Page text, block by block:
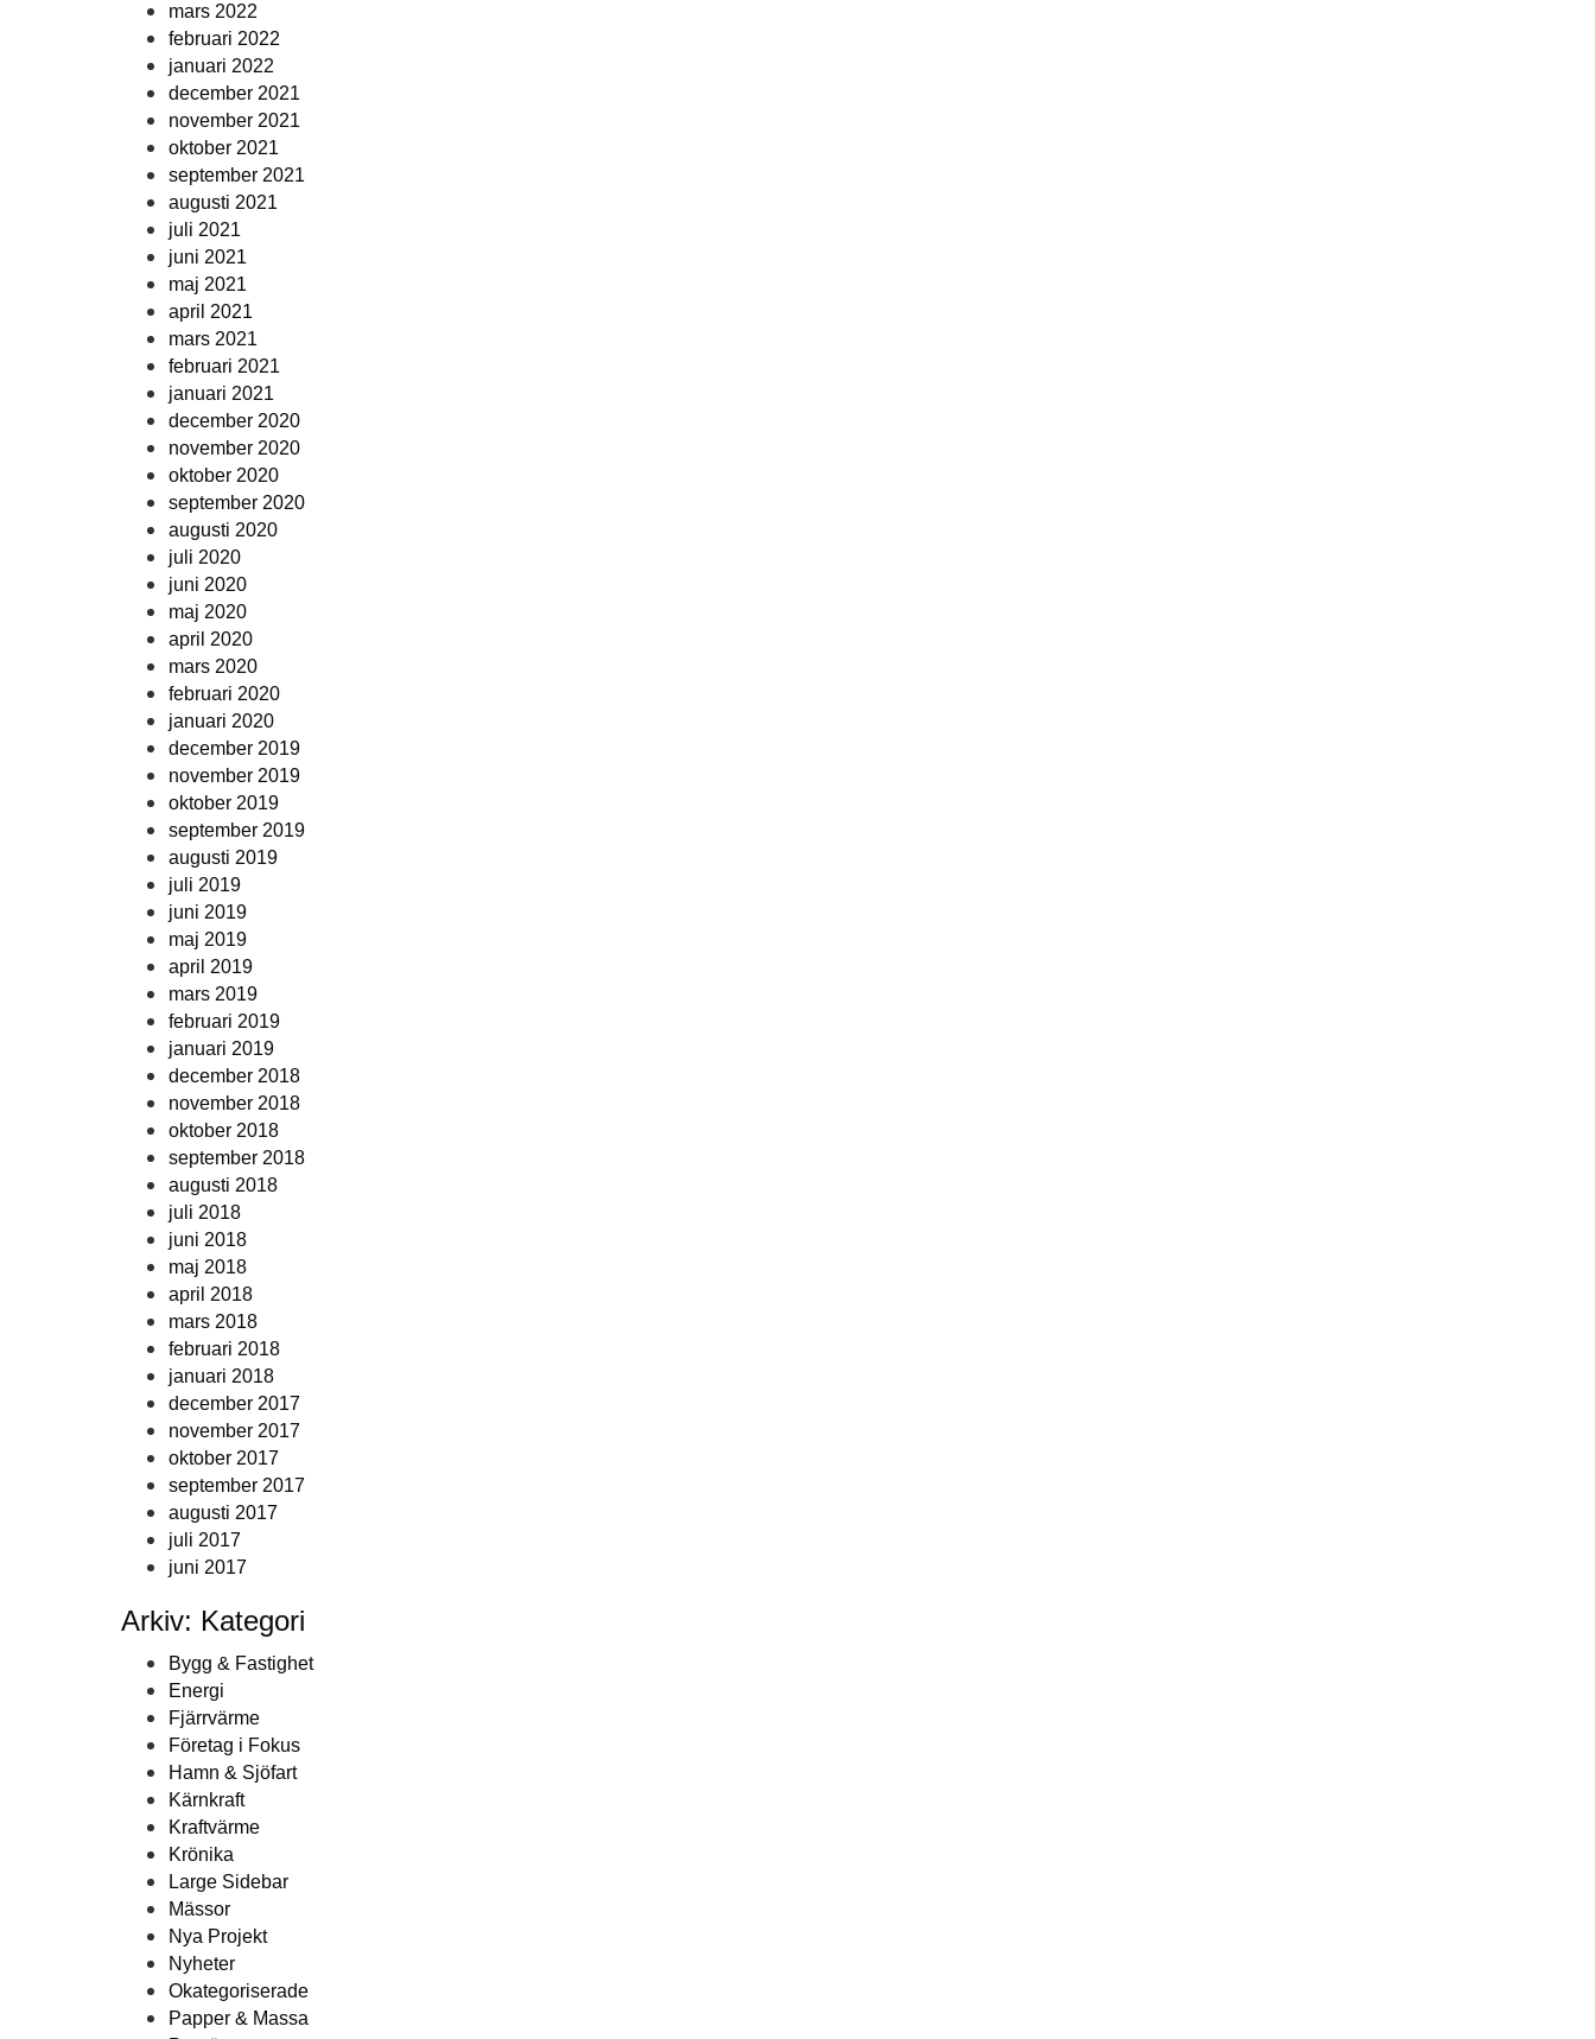
mars 2022
februari 2022
januari 2022
december 2021
november 2021
oktober 2021
september 2021
augusti 2021
juli 2021
juni 2021
maj 2021
april 2021
mars 2021
februari 2021
januari 2021
december 2020
november 2020
oktober 2020
september 2020
augusti 2020
juli 2020
juni 2020
maj 2020
april 2020
mars 2020
februari 2020
januari 2020
december 2019
november 2019
oktober 2019
september 2019
augusti 2019
juli 2019
juni 2019
maj 2019
april 2019
mars 2019
februari 2019
januari 2019
december 2018
november 2018
oktober 2018
september 2018
augusti 2018
juli 2018
juni 2018
maj 2018
april 2018
mars 2018
februari 2018
januari 2018
december 2017
november 2017
oktober 2017
september 2017
augusti 2017
juli 2017
juni 2017
Arkiv: Kategori
Bygg & Fastighet
Energi
Fjärrvärme
Företag i Fokus
Hamn & Sjöfart
Kärnkraft
Kraftvärme
Krönika
Large Sidebar
Mässor
Nya Projekt
Nyheter
Okategoriserade
Papper & Massa